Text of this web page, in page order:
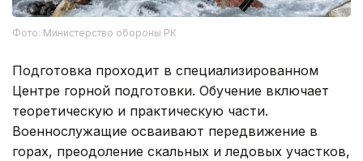
Фото: Министерство обороны РК
Подготовка проходит в специализированном
Центре горной подготовки. Обучение включает
теоретическую и практическую части.
Военнослужащие осваивают передвижение в
горах, преодоление скальных и ледовых участков,